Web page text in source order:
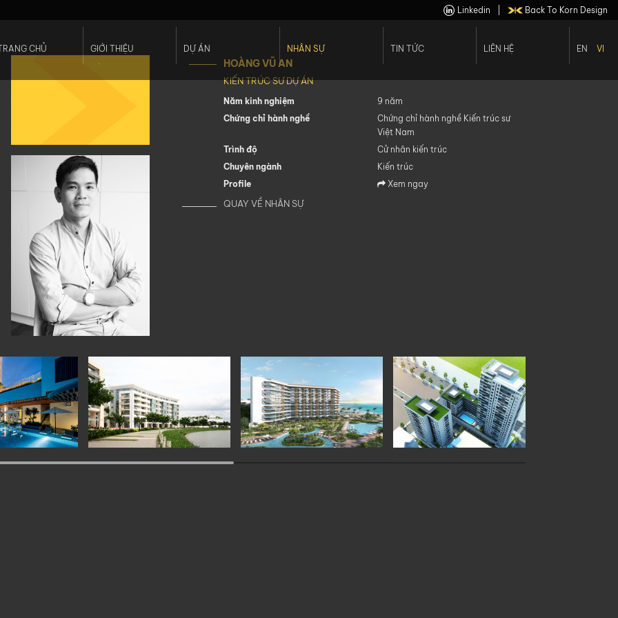
Linkedin Back To Korn Design
CHỦ
GIỚI THIỆU
DỰ ÁN
Thương Mại
Khách Sạn
Căn Hộ Phức Hợp
Công Trình Công Cộng
Cảnh Quan
NHÂN SỰ
Nhân Viên
Đội Ngũ Lãnh Đạo
TIN TỨC
LIÊN HỆ
EN VI
HOÀNG VŨ AN
KIẾN TRÚC SƯ DỰ ÁN
Năm kinh nghiệm
9 năm
Chứng chỉ hành nghề
Chứng chỉ hành nghề Kiến trúc sư
Việt Nam
Trình độ
Cử nhân kiến trúc
Chuyên ngành
Kiến trúc
Profile
Xem ngay
QUAY VỀ NHÂN SỰ